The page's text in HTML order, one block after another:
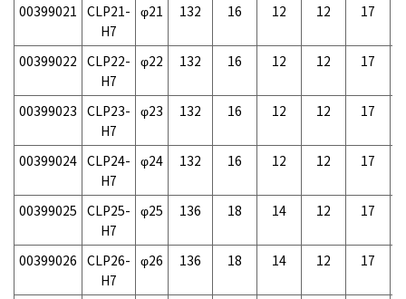
00399021 CLP21-
H7
φ21 132 16 12 12 17
00399022 CLP22-
H7
φ22 132 16 12 12 17
00399023 CLP23-
H7
φ23 132 16 12 12 17
00399024 CLP24-
H7
φ24 132 16 12 12 17
00399025 CLP25-
H7
φ25 136 18 14 12 17
00399026 CLP26-
H7
φ26 136 18 14 12 17